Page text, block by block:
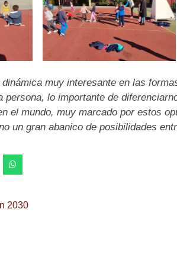
muy interesante en las
persona, lo importante de
el mundo, muy marcado por estos
un gran abanico de posibilidades
2030